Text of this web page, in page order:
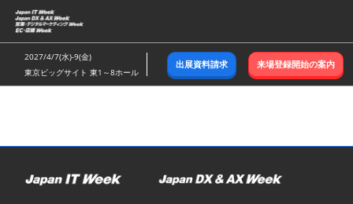
ス
キ
ッ
し
む
2027/4/7(水)-9(金)
東京ビッグサイト 東1～8ホール
出展資料請求 来場登録開始の案内